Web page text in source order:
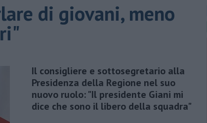
di giovani, meno
Il consigliere e sottosegretario alla
Presidenza della Regione nel suo
nuovo ruolo: "Il presidente Giani mi
dice che sono il libero della squadra"